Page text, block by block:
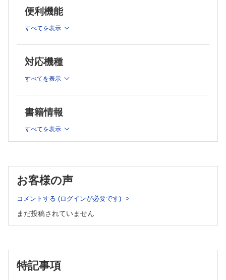
傍咽頭間隙から発生した小児の脱分化型脂肪肉腫の1例 田中里
外傷に伴う非虚血性持続勃起症に対して選択的動脈塞栓術を施
香ほか
結核性腹膜炎・腹膜播種様の所見を呈した肺吸虫症の1例 中村
Schmorl結節と鑑別に難渋した極めてまれな脊椎原発性平滑筋
上田賢一ほか
便利機能
すべてを表示
対応機種
すべてを表示
書籍情報
すべてを表示
お客様の声
コメントする (ログインが必要です)
まだ投稿されていません
特記事項